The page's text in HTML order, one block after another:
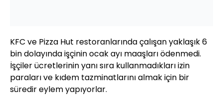
KFC ve Pizza Hut restoranlarında çalışan yaklaşık 6
bin dolayında işçinin ocak ayı maaşları ödenmedi.
İşçiler ücretlerinin yanı sıra kullanmadıkları izin
paraları ve kıdem tazminatlarını almak için bir
süredir eylem yapıyorlar.